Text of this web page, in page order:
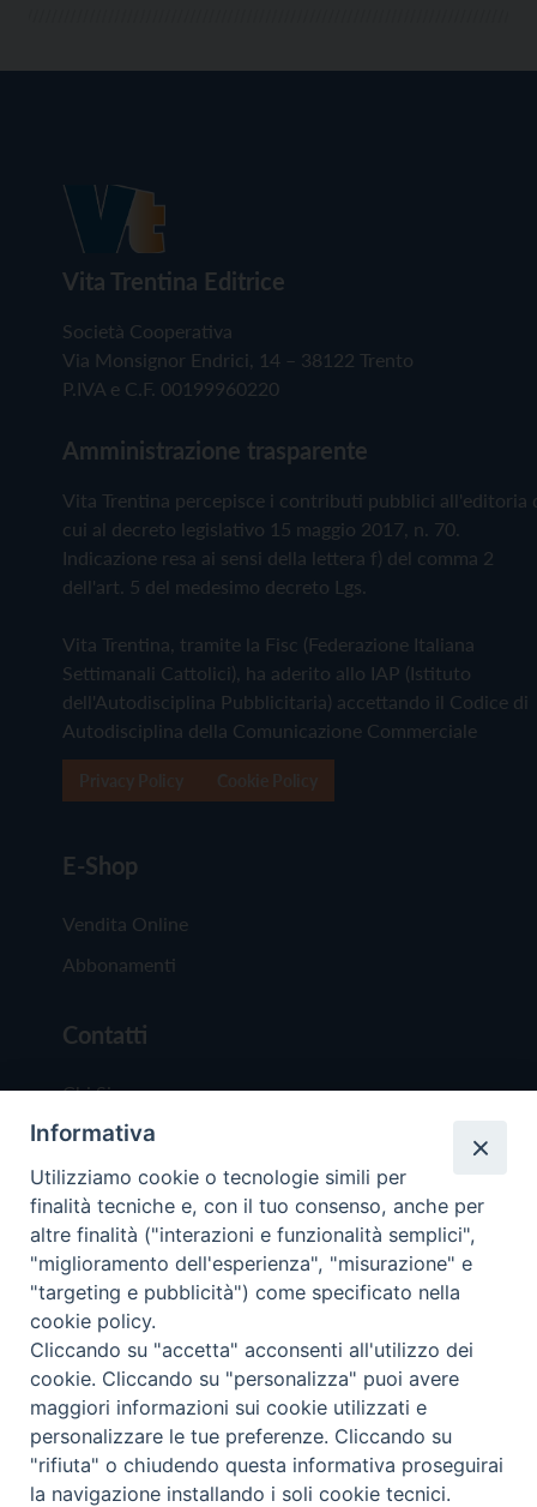
Vita Trentina Editrice
Società Cooperativa
Via Monsignor Endrici, 14 – 38122 Trento
P.IVA e C.F. 00199960220
Amministrazione trasparente
Vita Trentina percepisce i contributi pubblici all'editoria
cui al decreto legislativo 15 maggio 2017, n. 70.
Indicazione resa ai sensi della lettera f) del comma 2
dell'art. 5 del medesimo decreto Lgs.
Vita Trentina, tramite la Fisc (Federazione Italiana
Settimanali Cattolici), ha aderito allo IAP (Istituto
dell'Autodisciplina Pubblicitaria) accettando il Codice di
Autodisciplina della Comunicazione Commerciale
E-Shop
Vendita Online
Abbonamenti
Contatti
Chi Siamo
Redazione
Scrivici
Copyright © 2019 - Tutti i diritti riservati - Vita
Trentina Editrice
Privacy Policy
Torna
Informativa
Utilizziamo cookie o tecnologie simili per
finalità tecniche e, con il tuo consenso, anche per
altre finalità ("interazioni e funzionalità semplici",
"miglioramento dell'esperienza", "misurazione" e
"targeting e pubblicità") come specificato nella
cookie policy.
Cliccando su "accetta" acconsenti all'utilizzo dei
cookie. Cliccando su "personalizza" puoi avere
maggiori informazioni sui cookie utilizzati e
personalizzare le tue preferenze. Cliccando su
"rifiuta" o chiudendo questa informativa proseguirai
la navigazione installando i soli cookie tecnici.